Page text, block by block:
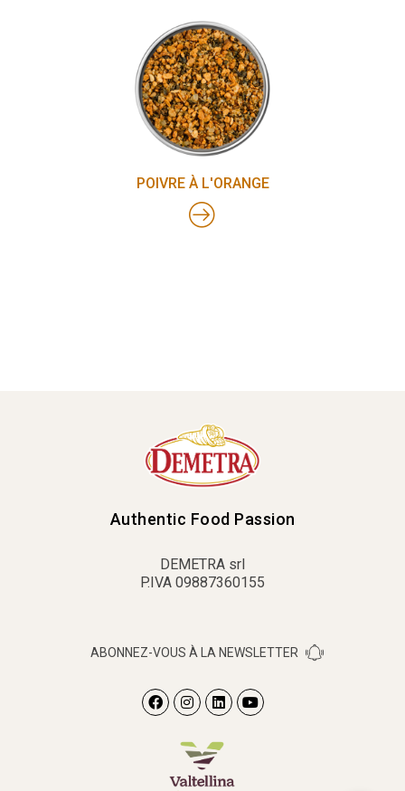
POIVRE À L'ORANGE
Authentic Food Passion
DEMETRA srl
P.IVA 09887360155
ABONNEZ-VOUS À LA NEWSLETTER